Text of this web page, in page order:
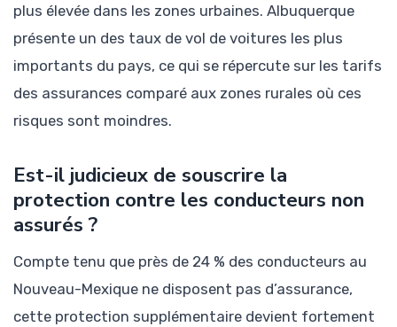
plus élevée dans les zones urbaines. Albuquerque
présente un des taux de vol de voitures les plus
importants du pays, ce qui se répercute sur les tarifs
des assurances comparé aux zones rurales où ces
risques sont moindres.
Est-il judicieux de souscrire la
protection contre les conducteurs non
assurés ?
Compte tenu que près de 24 % des conducteurs au
Nouveau-Mexique ne disposent pas d’assurance,
cette protection supplémentaire devient fortement